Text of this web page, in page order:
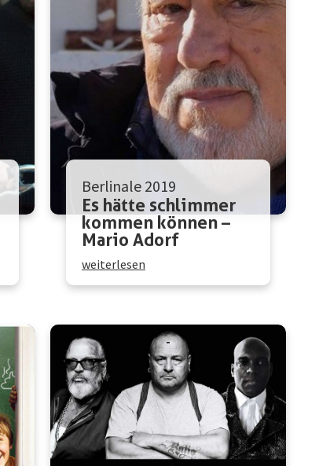
Berlinale 2019
Es hätte schlimmer
kommen können –
Mario Adorf
weiterlesen